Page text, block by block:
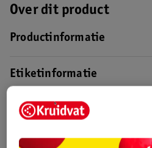
Over dit product
Productinformatie
Etiketinformatie
Nature Impact Score
Impact Score.